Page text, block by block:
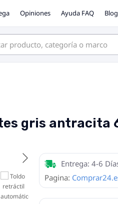
Opiniones Ayuda FAQ Blog
gris antracita
Entrega: 4-6
Pagina: